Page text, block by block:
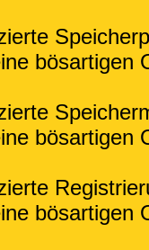
bösartigen
bösartigen
bösartigen